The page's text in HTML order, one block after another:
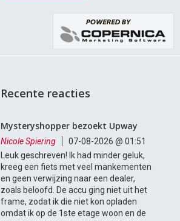
Recente reacties
Mysteryshopper bezoekt Upway
Nicole Spiering
07-08-2026 @ 01:51
Leuk geschreven! Ik had minder geluk,
kreeg een fiets met veel mankementen
en geen verwijzing naar een dealer,
zoals beloofd. De accu ging niet uit het
frame, zodat ik die niet kon opladen
omdat ik op de 1ste etage woon en de